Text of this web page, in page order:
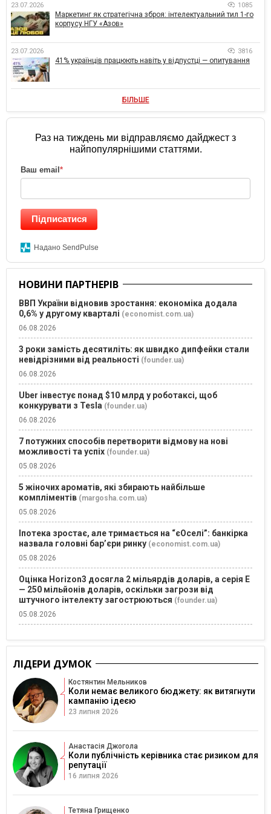
23.07.2026 1085
Маркетинг як стратегічна зброя: інтелектуальний тил 1-го
корпусу НГУ «Азов»
23.07.2026 3816
41% українців працюють навіть у відпустці — опитування
БІЛЬШЕ
Раз на тиждень ми відправляємо дайджест з
найпопулярнішими статтями.
Ваш email *
Підписатися
Надано SendPulse
НОВИНИ ПАРТНЕРІВ
ВВП України відновив зростання: економіка додала
0,6% у другому кварталі (economist.com.ua)
06.08.2026
3 роки замість десятиліть: як швидко дипфейки стали
невідрізними від реальності (founder.ua)
06.08.2026
Uber інвестує понад $10 млрд у роботаксі, щоб
конкурувати з Tesla (founder.ua)
06.08.2026
7 потужних способів перетворити відмову на нові
можливості та успіх (founder.ua)
05.08.2026
5 жіночих ароматів, які збирають найбільше
компліментів (margosha.com.ua)
05.08.2026
Іпотека зростає, але тримається на “єОселі”: банкірка
назвала головні бар’єри ринку (economist.com.ua)
05.08.2026
Оцінка Horizon3 досягла 2 мільярдів доларів, а серія E
— 250 мільйонів доларів, оскільки загрози від
штучного інтелекту загострюються (founder.ua)
05.08.2026
ЛІДЕРИ ДУМОК
Костянтин Мельников
Коли немає великого бюджету: як витягнути
кампанію ідеєю
23 липня 2026
Анастасія Джогола
Коли публічність керівника стає ризиком для
репутації
16 липня 2026
Тетяна Грищенко